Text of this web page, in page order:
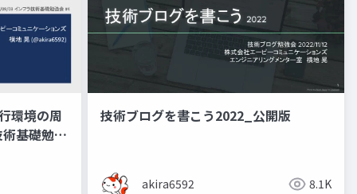
環境の周
基礎勉強
技術ブログを書こう2022_公開版
akira6592 8.1K